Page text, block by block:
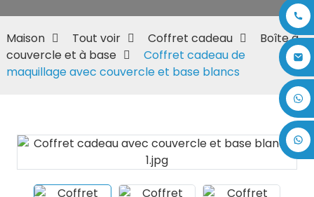
Maison Tout voir Coffret cadeau
Boîte à
couvercle et à base
Coffret cadeau de
maquillage avec couvercle et base blancs